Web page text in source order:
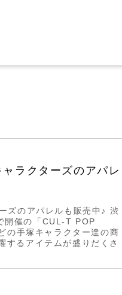
ラクターズのアパレ
ズのアパレルも販売中♪ 渋
開催の「CUL-T POP
の手塚キャラクター達の商
するアイテムが盛りだくさ